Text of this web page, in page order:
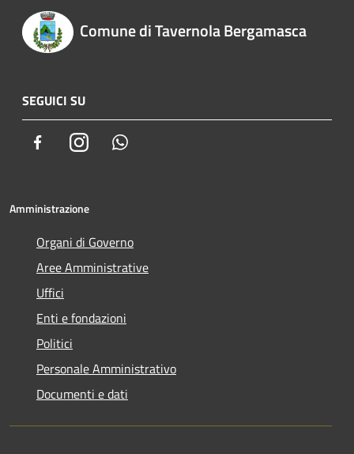
Comune di Tavernola Bergamasca
SEGUICI SU
FacebookInstagram
Amministrazione
Organi di Governo
Aree Amministrative
Uffici
Enti e fondazioni
Politici
Personale Amministrativo
Documenti e dati